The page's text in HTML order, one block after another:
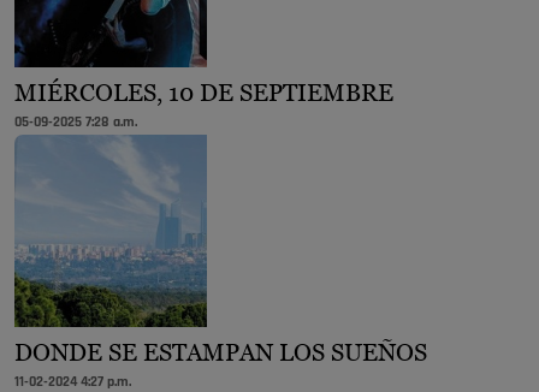
MIÉRCOLES, 10 DE SEPTIEMBRE
05-09-2025 7:28 a.m.
DONDE SE ESTAMPAN LOS SUEÑOS
11-02-2024 4:27 p.m.